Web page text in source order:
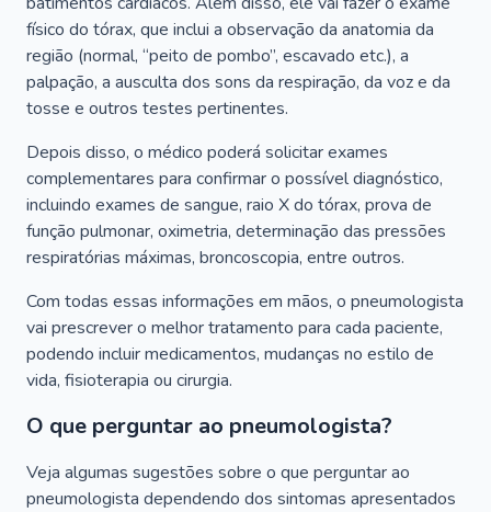
físico do tórax, que inclui a observação da anatomia da
região (normal, “peito de pombo”, escavado etc.), a
palpação, a ausculta dos sons da respiração, da voz e da
tosse e outros testes pertinentes.
Depois disso, o médico poderá solicitar exames
complementares para confirmar o possível diagnóstico,
incluindo exames de sangue, raio X do tórax, prova de
função pulmonar, oximetria, determinação das pressões
respiratórias máximas, broncoscopia, entre outros.
Com todas essas informações em mãos, o pneumologista
vai prescrever o melhor tratamento para cada paciente,
podendo incluir medicamentos, mudanças no estilo de
vida, fisioterapia ou cirurgia.
O que perguntar ao pneumologista?
Veja algumas sugestões sobre o que perguntar ao
pneumologista dependendo dos sintomas apresentados